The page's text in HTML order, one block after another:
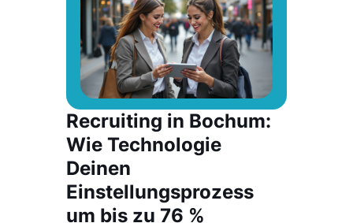
Recruiting in Bochum:
Wie Technologie
Deinen
Einstellungsprozess
um bis zu 76 %